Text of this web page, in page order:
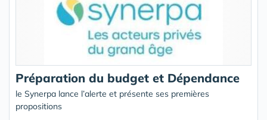
Préparation du budget et Dépendance
le Synerpa lance l’alerte et présente ses premières
propositions